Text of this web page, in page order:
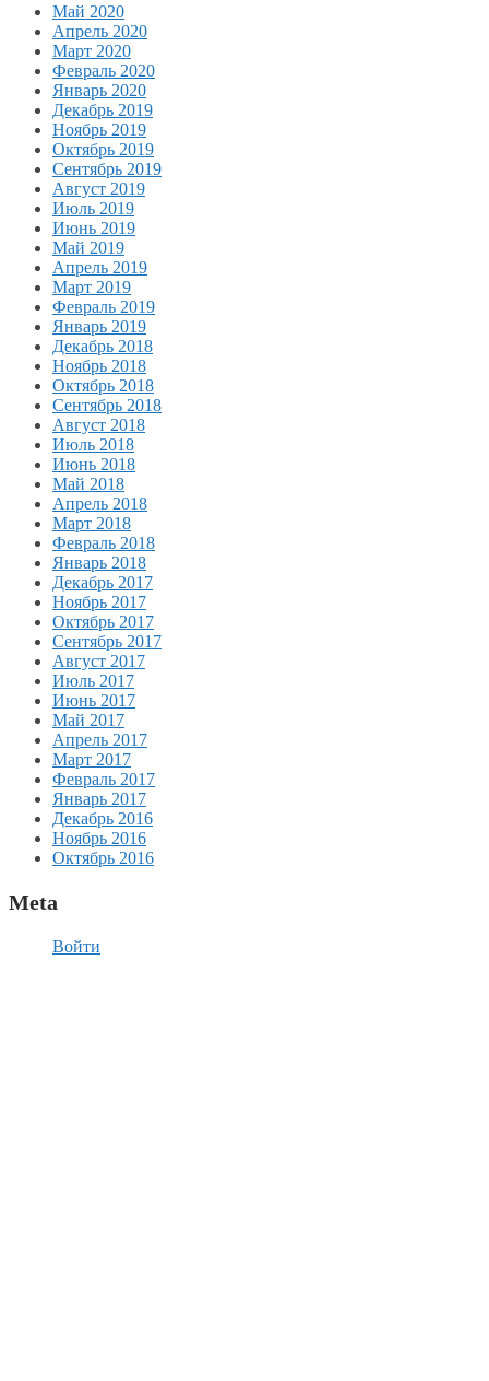
Май 2020
Апрель 2020
Март 2020
Февраль 2020
Январь 2020
Декабрь 2019
Ноябрь 2019
Октябрь 2019
Сентябрь 2019
Август 2019
Июль 2019
Июнь 2019
Май 2019
Апрель 2019
Март 2019
Февраль 2019
Январь 2019
Декабрь 2018
Ноябрь 2018
Октябрь 2018
Сентябрь 2018
Август 2018
Июль 2018
Июнь 2018
Май 2018
Апрель 2018
Март 2018
Февраль 2018
Январь 2018
Декабрь 2017
Ноябрь 2017
Октябрь 2017
Сентябрь 2017
Август 2017
Июль 2017
Июнь 2017
Май 2017
Апрель 2017
Март 2017
Февраль 2017
Январь 2017
Декабрь 2016
Ноябрь 2016
Октябрь 2016
Meta
Войти